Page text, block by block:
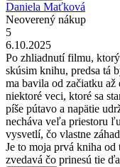
Daniela Maťková
Neoverený nákup
5
6.10.2025
Po zhliadnutí filmu,
skúsim knihu, predsa tá
ma bavila od začiatku
niektoré veci, ktoré sa
píše pútavo a napätie
necháva veľa priestoru
vysvetlí, čo vlastne
Je to moja prvá kniha od
zvedavá čo prinesú tie